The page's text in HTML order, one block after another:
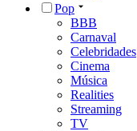
Pop
BBB
Carnaval
Celebridades
Cinema
Música
Realities
Streaming
TV